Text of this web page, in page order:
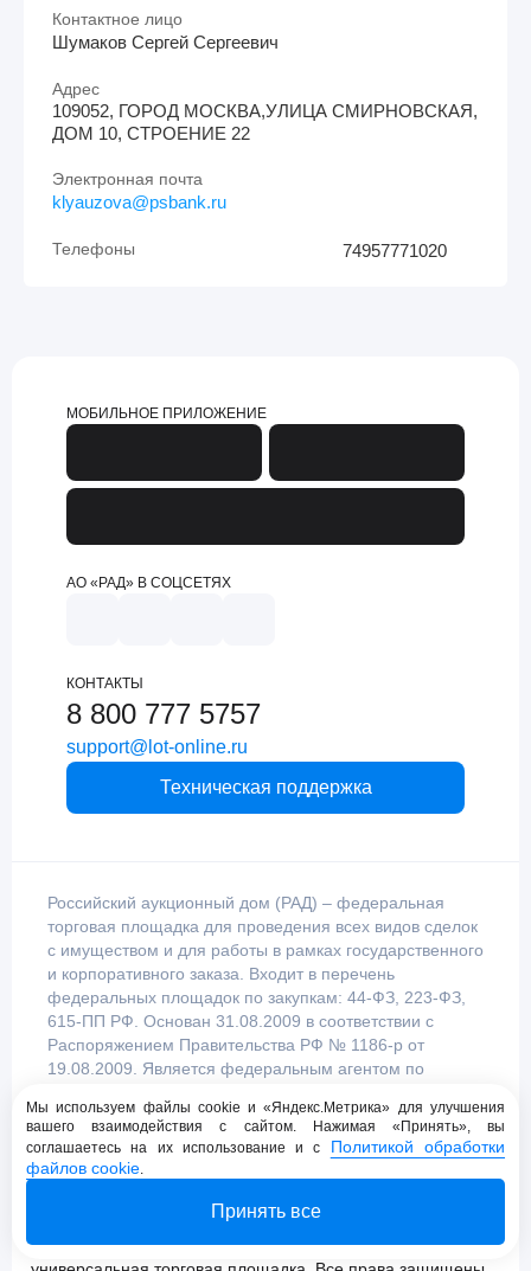
Контактное лицо
Шумаков Сергей Сергеевич
Адрес
109052, ГОРОД МОСКВА,УЛИЦА СМИРНОВСКАЯ,
ДОМ 10, СТРОЕНИЕ 22
Электронная почта
klyauzova@psbank.ru
Телефоны 74957771020
МОБИЛЬНОЕ ПРИЛОЖЕНИЕ
АО «РАД» В СОЦСЕТЯХ
КОНТАКТЫ
8 800 777 5757
support@lot-online.ru
Техническая поддержка
Российский аукционный дом (РАД) – федеральная
торговая площадка для проведения всех видов сделок
с имуществом и для работы в рамках государственного
и корпоративного заказа. Входит в перечень
федеральных площадок по закупкам: 44-ФЗ, 223-ФЗ,
615-ПП РФ. Основан 31.08.2009 в соответствии с
Распоряжением Правительства РФ № 1186-р от
19.08.2009. Является федеральным агентом по
Правительством Российской Федерации.
Политика конфиденциальности
© 2009 - 2026 АО «Российский аукционный дом»
Мы используем файлы cookie и «Яндекс.Метрика» для улучшения
вашего взаимодействия с сайтом. Нажимая «Принять», вы
соглашаетесь на их использование и с Политикой обработки
файлов cookie.
Принять все